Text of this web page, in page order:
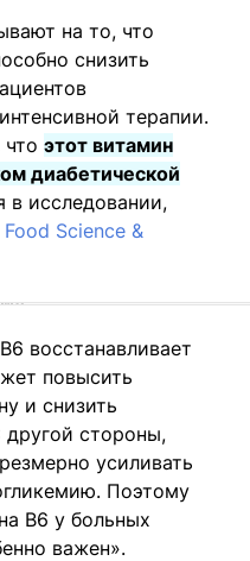
на то, что
снизить
терапии.
этот витамин
диабетической
в исследовании,
Food Science &
восстанавливает
повысить
и снизить
другой стороны,
усиливать
Поэтому
B6 у больных
важен».